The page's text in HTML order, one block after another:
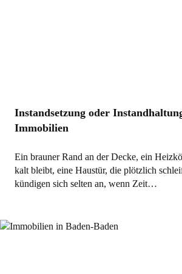
Instandsetzung oder
Immobilien
Ein brauner Rand an der Decke, ein
kalt bleibt, eine Haustür, die plötzlich
kündigen sich selten an, wenn Zeit…